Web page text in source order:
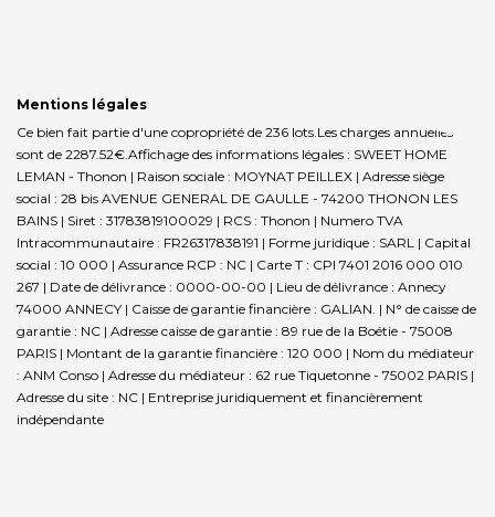
Mentions légales
Ce bien fait partie d'une copropriété de 236 lots.Les charges annuelles
sont de 2287.52€. Affichage des informations légales : SWEET HOME
LEMAN - Thonon | Raison sociale : MOYNAT PEILLEX | Adresse siège
social : 28 bis AVENUE GENERAL DE GAULLE - 74200 THONON LES
BAINS | Siret : 31783819100029 | RCS : Thonon | Numero TVA
Intracommunautaire : FR26317838191 | Forme juridique : SARL | Capital
social : 10 000 | Assurance RCP : NC | Carte T : CPI 7401 2016 000 010
267 | Date de délivrance : 0000-00-00 | Lieu de délivrance : Annecy
74000 ANNECY | Caisse de garantie financière : GALIAN. | N° de caisse de
garantie : NC | Adresse caisse de garantie : 89 rue de la Boétie - 75008
PARIS | Montant de la garantie financière : 120 000 | Nom du médiateur
: ANM Conso | Adresse du médiateur : 62 rue Tiquetonne - 75002 PARIS |
Adresse du site : NC | Entreprise juridiquement et financièrement
indépendante